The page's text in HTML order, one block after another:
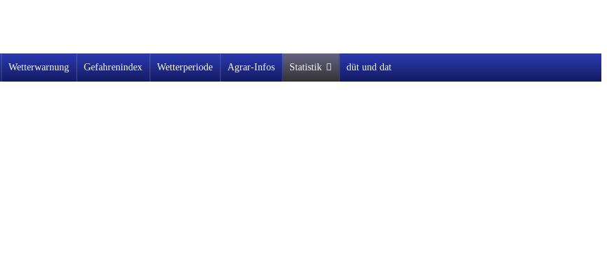
Wetterwarnung Gefahrenindex Wetterperiode Agrar-Infos Statistik düt und dat